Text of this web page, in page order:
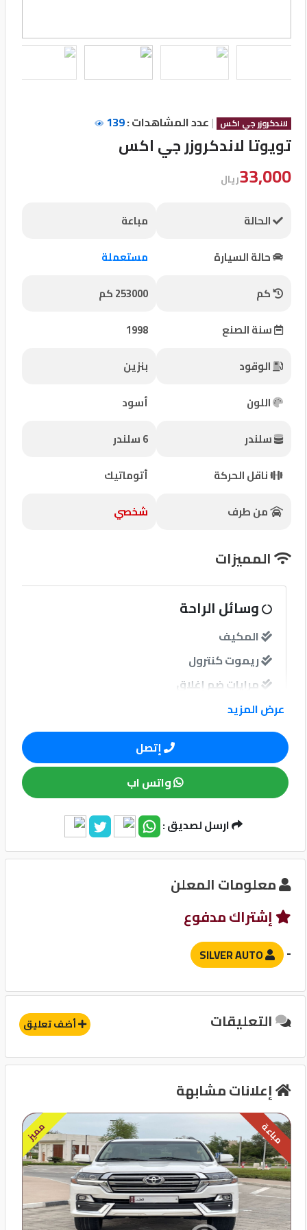
الدخول
English
مستثمري
السيارات
مطلوب
شركات
مميزة
إتصل
بنا
المنتدى
كيو
نمبر
كيو
كارز
ماركت
الدليل
القطري
©
لاندكروزر جي اكس | عدد المشاهدات :139
تويوتا لاندكروزر جي اكس
33,000ريال
الحالة
مباعة
حالة السيارة
مستعملة
كم
253000 كم
سنة الصنع
1998
الوقود
بنزين
اللون
أسود
سلندر
6 سلندر
ناقل الحركة
أتوماتيك
من طرف
شخصي
المميزات
وسائل الراحة
المكيف
ريموت كنترول
مرايات ضم إغلاق
نوافذ
نوافذ كهربائية امامية
نظام مانع للانغلاق-ABS
وسادة هوائية للركاب
حساسات
آخرى
إنذار
قفل مركزى للابواب
عرض المزيد
إتصل
واتس اب
ارسل لصديق :
معلومات المعلن
إشتراك مدفوع
-
SILVER AUTO
التعليقات أضف تعليق
إعلانات مشابهة
مميز مباعة